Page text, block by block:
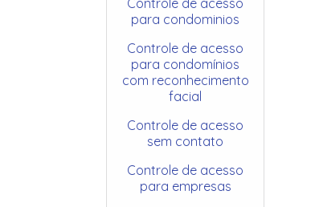
para condominios
Controle de acesso
para condomínios
com reconhecimento
facial
Controle de acesso
sem contato
Controle de acesso
para empresas